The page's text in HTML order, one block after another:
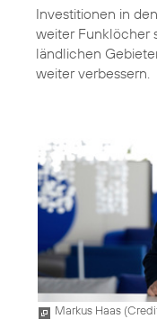
Investitionen in
weiter Funklöcher
ländlichen
weiter verbessern.
Markus Haas (